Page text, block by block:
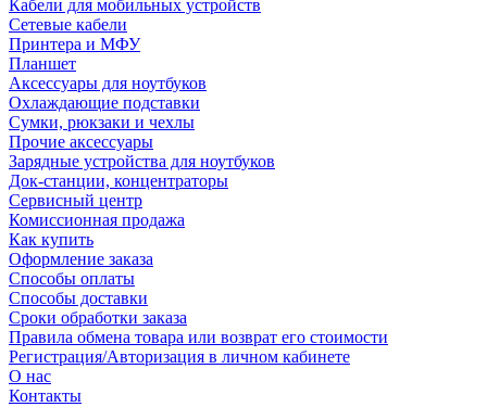
Кабели для мобильных устройств
Сетевые кабели
Принтера и МФУ
Планшет
Аксессуары для ноутбуков
Охлаждающие подставки
Сумки, рюкзаки и чехлы
Прочие аксессуары
Зарядные устройства для ноутбуков
Док-станции, концентраторы
Сервисный центр
Комиссионная продажа
Как купить
Оформление заказа
Способы оплаты
Способы доставки
Сроки обработки заказа
Правила обмена товара или возврат его стоимости
Регистрация/Авторизация в личном кабинете
О нас
Контакты